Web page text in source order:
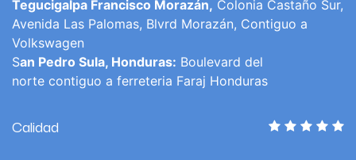
Tegucigalpa Francisco Morazán, Colonia Castaño Sur,
Avenida Las Palomas, Blvrd Morazán, Contiguo a
Volkswagen
San Pedro Sula, Honduras: Boulevard del
norte contiguo a ferreteria Faraj Honduras
Calidad